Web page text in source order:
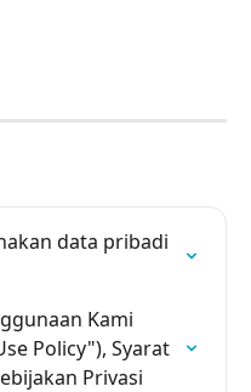
data pribadi
Kami
Policy"), Syarat
Privasi